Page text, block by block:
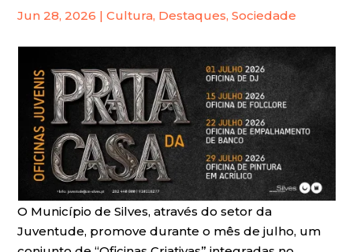
Jun 28, 2026 |Cultura, Destaques,Sociedade
O Município de Silves, através do setor da
Juventude, promove durante o mês de julho, um